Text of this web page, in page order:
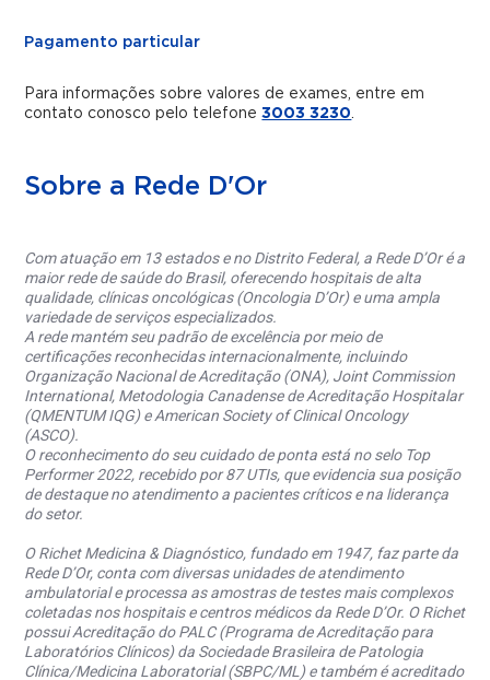
Pagamento particular
Para informações sobre valores de exames, entre em
contato conosco pelo telefone3003 3230.
Sobre a Rede D'Or
Com atuação em 13 estados e no Distrito Federal, a Rede D’Or é a
maior rede de saúde do Brasil, oferecendo hospitais de alta
qualidade, clínicas oncológicas (Oncologia D’Or) e uma ampla
variedade de serviços especializados.
A rede mantém seu padrão de excelência por meio de
certificações reconhecidas internacionalmente, incluindo
Organização Nacional de Acreditação (ONA), Joint Commission
International, Metodologia Canadense de Acreditação Hospitalar
(QMENTUM IQG) e American Society of Clinical Oncology
(ASCO).
O reconhecimento do seu cuidado de ponta está no selo Top
Performer 2022, recebido por 87 UTIs, que evidencia sua posição
de destaque no atendimento a pacientes críticos e na liderança
do setor.
O Richet Medicina & Diagnóstico, fundado em 1947, faz parte da
Rede D’Or, conta com diversas unidades de atendimento
ambulatorial e processa as amostras de testes mais complexos
coletadas nos hospitais e centros médicos da Rede D’Or. O Richet
possui Acreditação do PALC (Programa de Acreditação para
Laboratórios Clínicos) da Sociedade Brasileira de Patologia
Clínica/Medicina Laboratorial (SBPC/ML) e também é acreditado